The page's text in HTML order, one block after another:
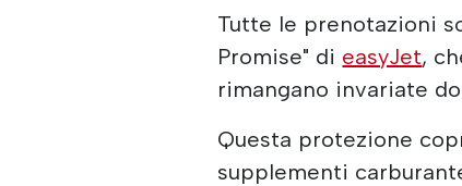
Tutte le prenotazioni
Promise" di easyJet,
rimangano invariate
Questa protezione
supplementi